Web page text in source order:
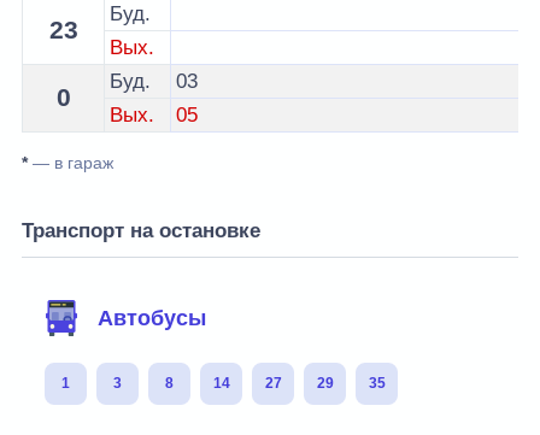
23
Буд.
Вых.
0
Буд.
03
Вых.
05
*— в гараж
Транспорт на остановке
Автобусы
1 3 8 14 27 29 35